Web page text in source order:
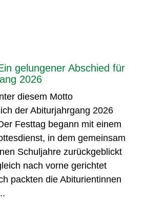
gelungener Abschied für
2026
diesem Motto
der Abiturjahrgang 2026
Festtag begann mit einem
in dem gemeinsam
Schuljahre zurückgeblickt
nach vorne gerichtet
packten die Abiturientinnen